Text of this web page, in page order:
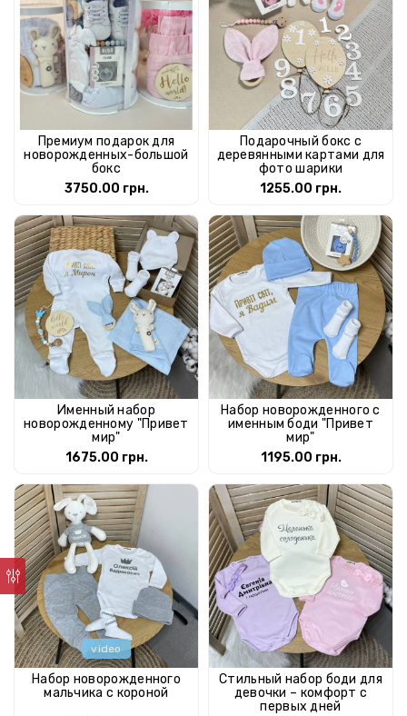
Премиум подарок для
новорожденных-большой
бокс
3750.00 грн.
Подарочный бокс с
деревянными картами для
фото шарики
1255.00 грн.
Именный набор
новорожденному "Привет
мир"
1675.00 грн.
Набор новорожденного с
именным боди "Привет
мир"
1195.00 грн.
video
Набор новорожденного
мальчика с короной
Стильный набор боди для
девочки – комфорт с
первых дней